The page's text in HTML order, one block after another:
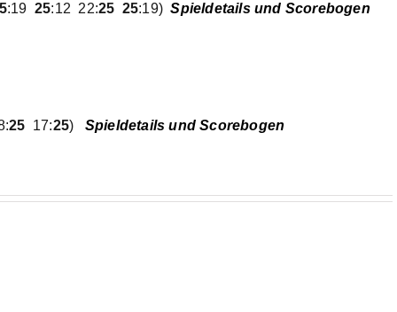
:1925:12 22:25 25:19)Spieldetails und Scorebogen
25 17:25) Spieldetails und Scorebogen